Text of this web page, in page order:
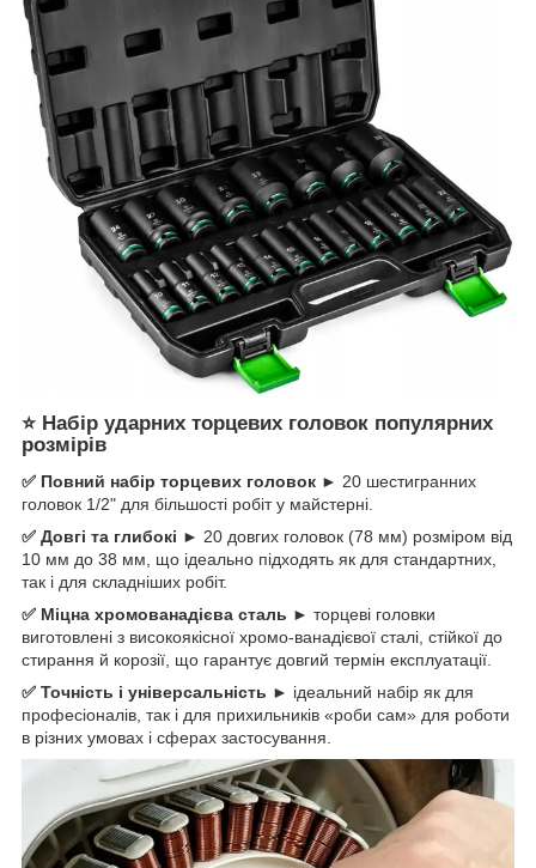
⭐ Набір ударних торцевих головок популярних
розмірів
✅ Повний набір торцевих головок ► 20 шестигранних
головок 1/2" для більшості робіт у майстерні.
✅ Довгі та глибокі ► 20 довгих головок (78 мм) розміром від
10 мм до 38 мм, що ідеально підходять як для стандартних,
так і для складніших робіт.
✅ Міцна хромованадієва сталь ► торцеві головки
виготовлені з високоякісної хромо-ванадієвої сталі, стійкої до
стирання й корозії, що гарантує довгий термін експлуатації.
✅ Точність і універсальність ► ідеальний набір як для
професіоналів, так і для прихильників «роби сам» для роботи
в різних умовах і сферах застосування.